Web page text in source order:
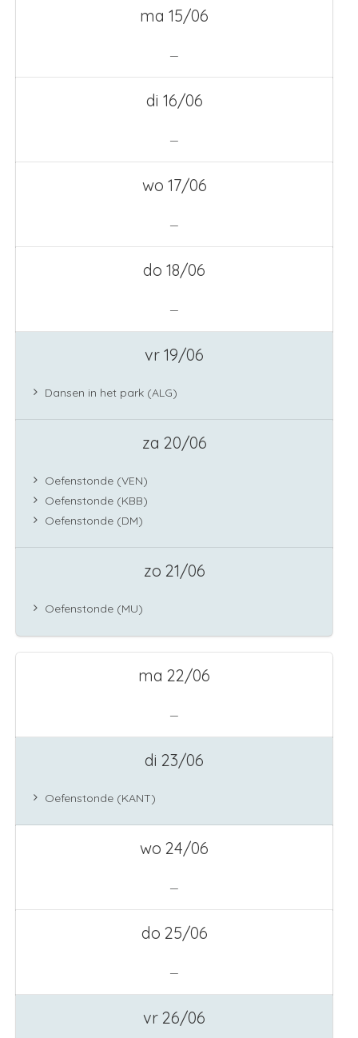
ma 15/06
—
di 16/06
—
wo 17/06
—
do 18/06
—
vr 19/06
Dansen in het park (ALG)
za 20/06
Oefenstonde (VEN)
Oefenstonde (KBB)
Oefenstonde (DM)
zo 21/06
Oefenstonde (MU)
ma 22/06
—
di 23/06
Oefenstonde (KANT)
wo 24/06
—
do 25/06
—
vr 26/06